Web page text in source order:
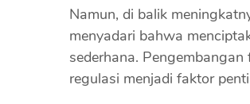
Namun, di balik
menyadari bahwa
sederhana.
regulasi menjadi faktor